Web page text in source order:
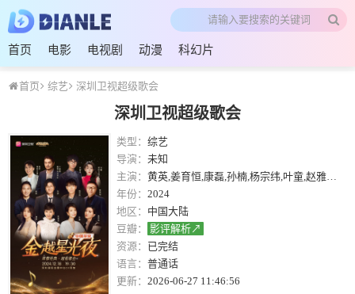
首页 电影 电视剧 动漫 科幻片
首页 综艺 深圳卫视超级歌会
深圳卫视超级歌会
类型： 综艺
导演： 未知
主演： 黄英,姜育恒,康磊,孙楠,杨宗纬,叶童,赵雅芝,赵照
年份： 2024
地区： 中国大陆
豆瓣：
影评解析↗
资源： 已完结
语言： 普通话
更新： 2026-06-27 11:46:56